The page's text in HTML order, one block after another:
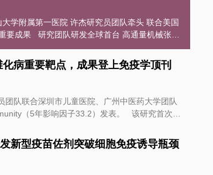
究院许…
病重要靶点，成果登上免疫学顶刊
队联合深圳市儿童医院、广州中医药大学团队
影响因子33.2）发表。 该研究首次证
预防纤维化性疾病提供了科学依据。 研究成
程通常表现为肺间质成纤维细胞持续活化，大
新型疫苗佐剂突破细胞免疫诱导瓶颈